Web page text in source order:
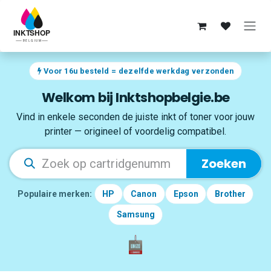
Overslaan naar inhoud
Voor 16u besteld = dezelfde werkdag verzonden
Welkom bij Inktshopbelgie.be
Vind in enkele seconden de juiste inkt of toner voor jouw
printer — origineel of voordelig compatibel.
Zoeken
Populaire merken: HP Canon Epson Brother
Samsung